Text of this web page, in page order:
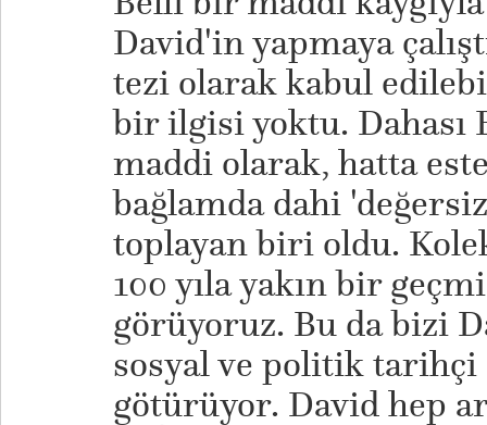
David'in yapmaya
tezi olarak kabul
bir ilgisi yoktu. Dahası
maddi olarak, hatta
bağlamda dahi
toplayan biri oldu.
100 yıla yakın bir
görüyoruz. Bu da bizi
sosyal ve politik
götürüyor. David hep